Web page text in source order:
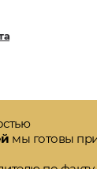
мы готовы